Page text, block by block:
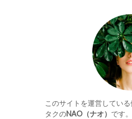
このサイトを運営してい
タクのNAO（ナオ） です。